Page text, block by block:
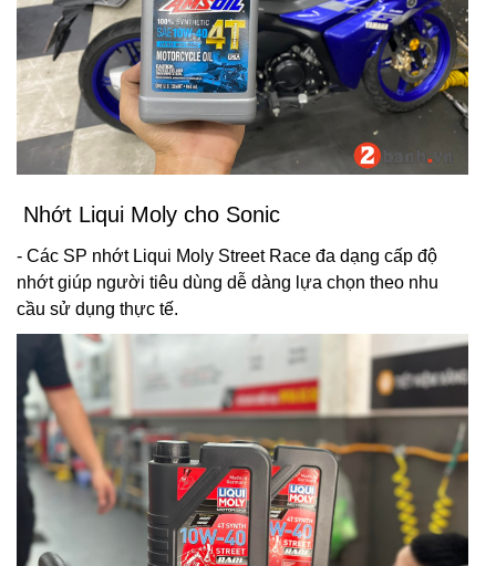
Nhớt Liqui Moly cho Sonic
- Các SP nhớt Liqui Moly Street Race đa dạng cấp độ
nhớt giúp người tiêu dùng dễ dàng lựa chọn theo nhu
cầu sử dụng thực tế.